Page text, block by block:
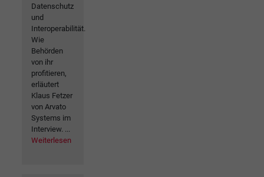
Datenschutz
und
Interoperabilität.
Wie
Behörden
von ihr
profitieren,
erläutert
Klaus Fetzer
von Arvato
Systems im
Interview. ...
Weiterlesen